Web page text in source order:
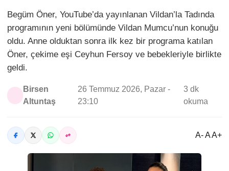
Begüm Öner, YouTube’da yayınlanan Vildan’la Tadında
programının yeni bölümünde Vildan Mumcu’nun konuğu
oldu. Anne olduktan sonra ilk kez bir programa katılan
Öner, çekime eşi Ceyhun Fersoy ve bebekleriyle birlikte
geldi.
Birsen
Altuntaş
26 Temmuz 2026, Pazar -
23:10
3 dk
okuma
A- A A+